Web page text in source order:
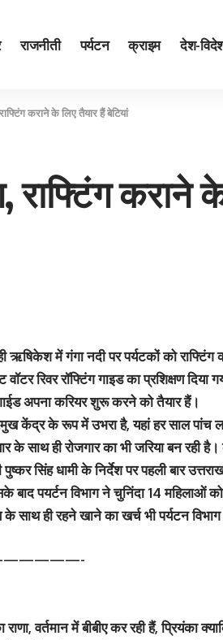
राजनीती पर्यटन क्राइम देश-
कराने के लिए तैयार हैं बेटियां
कराने
ऋषिकेश में गंगा नदी पर पर्यटकों को
रिवर रॉफ्टिंग गाइड का प्रशिक्षण दिया
अपना करियर शुरू करने को तैयार हैं।
केंद्र के रूप में उभरा है, यहां हर साल पांच
के साथ ही रोजगार का भी जरिया बन
सिंह धामी के निर्देश पर पहली बार
बाद पयर्टन विभाग ने चुनिंदा 14
के साथ ही रहने खाने का खर्च भी पर्यटन
राणा, वर्तमान में बीबीए कर रही हैं, प्रियंका